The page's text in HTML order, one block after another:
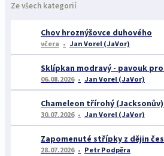
Ze všech kategorií
Chov hroznýšovce duhového
včera Jan Vorel (JaVor)
Sklípkan modravý - pavouk
06.08.2026 Jan Vorel (JaVor)
Chameleon třírohý
30.07.2026 Jan Vorel (JaVor)
28.07.2026 Petr Podpěra